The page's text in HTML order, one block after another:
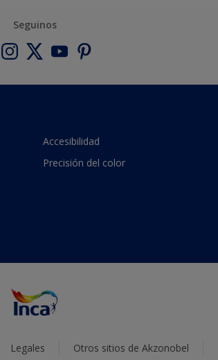
Seguinos
Accesibilidad
Precisión del color
Legales Otros sitios de Akzonobel